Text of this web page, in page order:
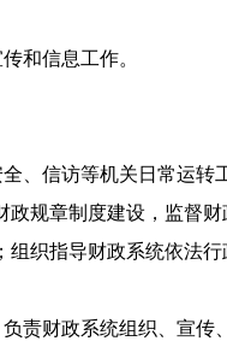
和信息工作。
信访等机关日常运转
规章制度建设，监督
织指导财政系统依法
财政系统组织、宣传